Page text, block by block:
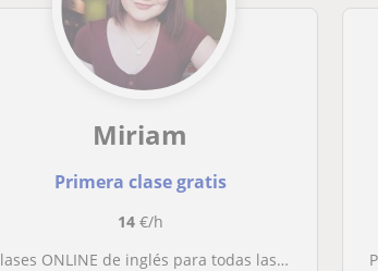
Miriam
Primera clase gratis
14€/h
Clases ONLINE de inglés para todas las edades